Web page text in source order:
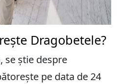
Dragobetele?
se știe despre
pe data de 24